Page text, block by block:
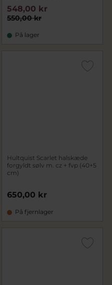
550,00 kr
548,00 kr
På lager
Hultquist Scarlet halskæde
forgyldt sølv m. cz + fvp (40+5
cm)
650,00 kr
På fjernlager